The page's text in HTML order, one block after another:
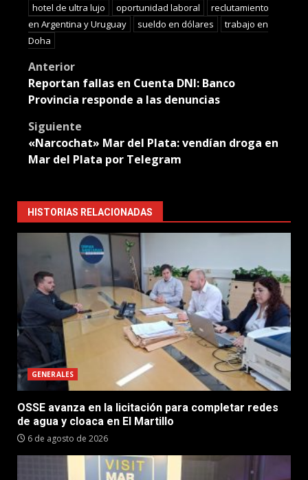
hotel de ultra lujo
oportunidad laboral
reclutamiento
en Argentina y Uruguay
sueldo en dólares
trabajo en
Doha
Post
navigation
Anterior
Reportan fallas en Cuenta DNI: Banco
Provincia responde a las denuncias
Siguiente
«Narcochat» Mar del Plata: vendían droga en
Mar del Plata por Telegram
HISTORIAS RELACIONADAS
GENERALES
OSSE avanza en la licitación para completar redes
de agua y cloaca en El Martillo
6 de agosto de 2026